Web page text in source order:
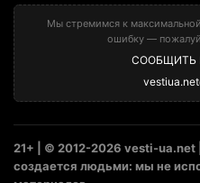
Мы стремимся к
ошибку —
СООБЩИТЬ
21+ | © 2012-2026 vesti-ua.net
создается людьми: мы не